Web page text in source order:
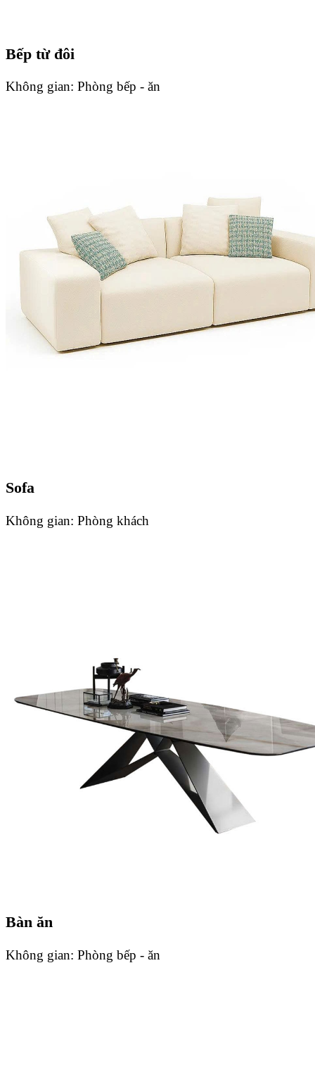
Bếp từ đôi
Không gian: Phòng bếp - ăn
Sofa
Không gian: Phòng khách
Bàn ăn
Không gian: Phòng bếp - ăn